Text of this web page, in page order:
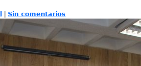
Sin comentarios